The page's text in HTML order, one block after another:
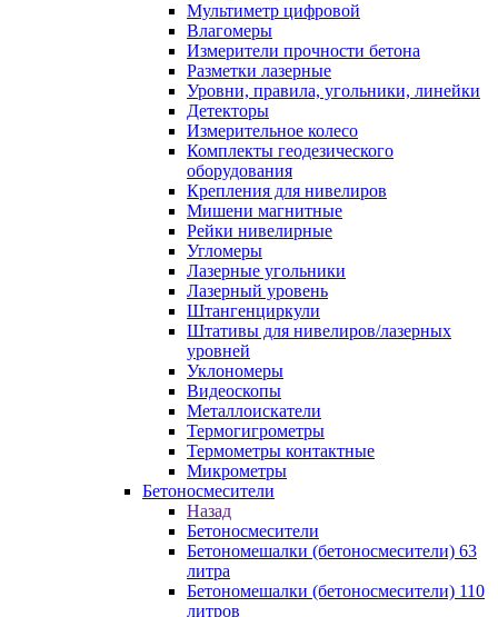
Мультиметр цифровой
Влагомеры
Измерители прочности бетона
Разметки лазерные
Уровни, правила, угольники, линейки
Детекторы
Измерительное колесо
Комплекты геодезического
оборудования
Крепления для нивелиров
Мишени магнитные
Рейки нивелирные
Угломеры
Лазерные угольники
Лазерный уровень
Штангенциркули
Штативы для нивелиров/лазерных
уровней
Уклономеры
Видеоскопы
Металлоискатели
Термогигрометры
Термометры контактные
Микрометры
Бетоносмесители
Назад
Бетоносмесители
Бетономешалки (бетоносмесители) 63
литра
Бетономешалки (бетоносмесители) 110
литров